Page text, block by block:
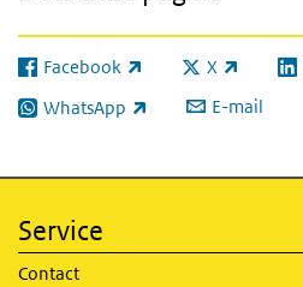
Facebook
(externe link) X
(externe link)
WhatsApp
(externe link) E-mail
Service
Contact